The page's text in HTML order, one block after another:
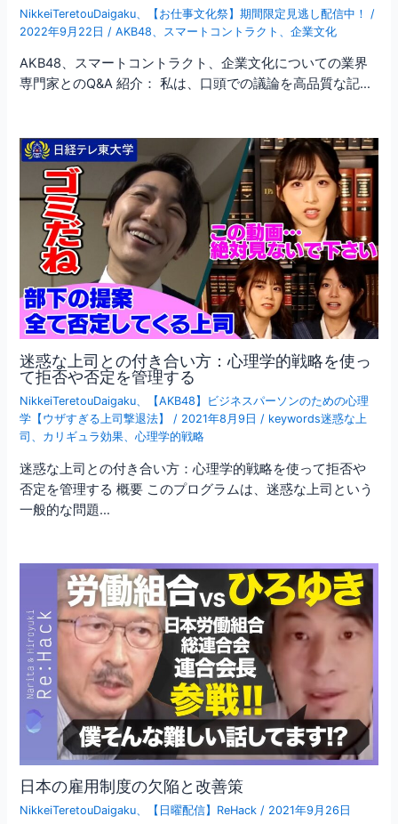
NikkeiTeretouDaigaku 【お仕事文化祭】期間限定見逃し配信中！
/
2022年9月22日 /AKB48 スマートコントラクト 、企業文化
AKB48、スマートコントラクト、企業文化についての業界
専門家とのQ&A 紹介： 私は、口頭での議論を高品質な記…
迷惑な上司との付き合い方：心理学的戦略を使っ
て拒否や否定を管理する
NikkeiTeretouDaigaku
【AKB48】ビジネスパーソンのための心理
学【ウザすぎる上司撃退法】
/ 2021年8月9日 / keywords迷惑な上
司
カリギュラ効果 、心理学的戦略
迷惑な上司との付き合い方：心理学的戦略を使って拒否や
否定を管理する 概要 このプログラムは、迷惑な上司という
一般的な問題…
日本の雇用制度の欠陥と改善策
NikkeiTeretouDaigaku、 【日曜配信】ReHack / 2021年9月26日